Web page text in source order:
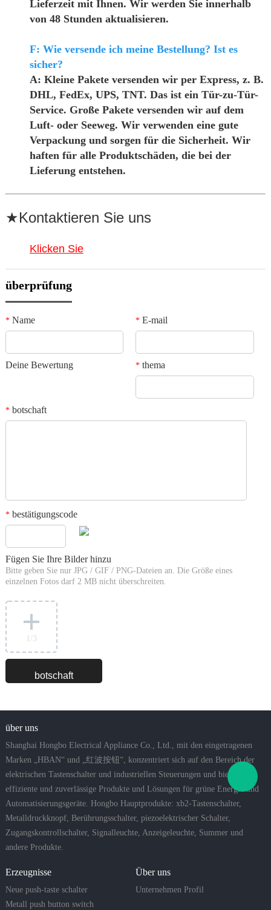
Lieferzeit mit Ihnen. Wir werden Sie innerhalb
von 48 Stunden aktualisieren.
F: Wie versende ich meine Bestellung? Ist es
sicher?
A: Kleine Pakete versenden wir per Express, z. B.
DHL, FedEx, UPS, TNT. Das ist ein Tür-zu-Tür-
Service. Große Pakete versenden wir auf dem
Luft- oder Seeweg. Wir verwenden eine gute
Verpackung und sorgen für die Sicherheit. Wir
haften für alle Produktschäden, die bei der
Lieferung entstehen.
★Kontaktieren Sie uns
Klicken Sie
überprüfung
*Name *E-mail
Deine Bewertung *thema
*botschaft
*bestätigungscode
Fügen Sie Ihre Bilder hinzu
Bitte geben Sie nur JPG / GIF / PNG-Dateien an. Die Größe eines
einzelnen Fotos darf 2 MB nicht überschreiten.
/3
über uns
Shanghai Hongbo Electrical Appliance Co., Ltd., mit den eingetragenen
Marken „HBAN“ und „红波按钮“, konzentriert sich auf den Bereich der
elektrischen Tastenschalter und industriellen Steuerungen und bietet
effiziente und zuverlässige Produkte und Lösungen für grüne Energie und
Automatisierungsgeräte. Hongbo Hauptprodukte: xb2-Tastenschalter,
Metalldruckknopf, Berührungsschalter, piezoelektrischer Schalter,
Zugangskontrollschalter, Signalleuchte, Anzeigeleuchte, Summer und
andere Produkte.
Erzeugnisse
Neue push-taste schalter
Metall push button switch
Über uns
Unternehmen Profil